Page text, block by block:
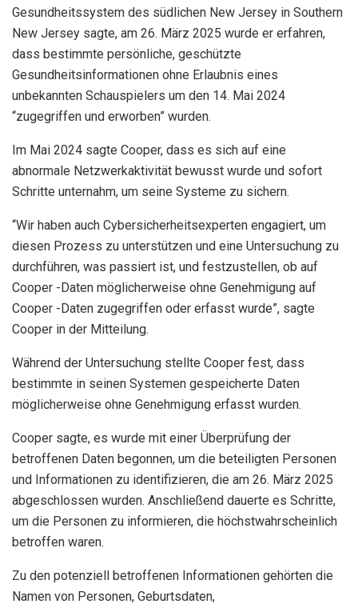
Gesundheitssystem des südlichen New Jersey in Southern
New Jersey sagte, am 26. März 2025 wurde er erfahren,
dass bestimmte persönliche, geschützte
Gesundheitsinformationen ohne Erlaubnis eines
unbekannten Schauspielers um den 14. Mai 2024
“zugegriffen und erworben” wurden.
Im Mai 2024 sagte Cooper, dass es sich auf eine
abnormale Netzwerkaktivität bewusst wurde und sofort
Schritte unternahm, um seine Systeme zu sichern.
“Wir haben auch Cybersicherheitsexperten engagiert, um
diesen Prozess zu unterstützen und eine Untersuchung zu
durchführen, was passiert ist, und festzustellen, ob auf
Cooper -Daten möglicherweise ohne Genehmigung auf
Cooper -Daten zugegriffen oder erfasst wurde”, sagte
Cooper in der Mitteilung.
Während der Untersuchung stellte Cooper fest, dass
bestimmte in seinen Systemen gespeicherte Daten
möglicherweise ohne Genehmigung erfasst wurden.
Cooper sagte, es wurde mit einer Überprüfung der
betroffenen Daten begonnen, um die beteiligten Personen
und Informationen zu identifizieren, die am 26. März 2025
abgeschlossen wurden. Anschließend dauerte es Schritte,
um die Personen zu informieren, die höchstwahrscheinlich
betroffen waren.
Zu den potenziell betroffenen Informationen gehörten die
Namen von Personen, Geburtsdaten,